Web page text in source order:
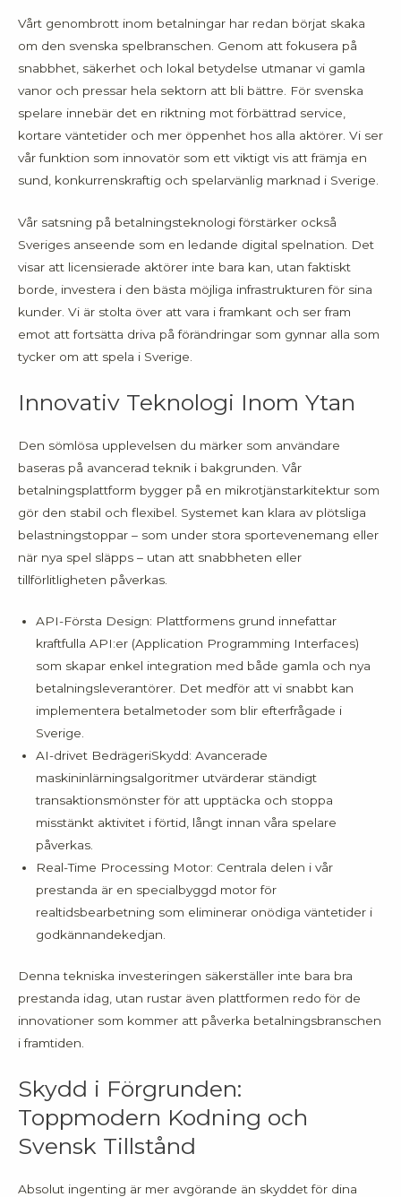
Vårt genombrott inom betalningar har redan börjat skaka
om den svenska spelbranschen. Genom att fokusera på
snabbhet, säkerhet och lokal betydelse utmanar vi gamla
vanor och pressar hela sektorn att bli bättre. För svenska
spelare innebär det en riktning mot förbättrad service,
kortare väntetider och mer öppenhet hos alla aktörer. Vi ser
vår funktion som innovatör som ett viktigt vis att främja en
sund, konkurrenskraftig och spelarvänlig marknad i Sverige.
Vår satsning på betalningsteknologi förstärker också
Sveriges anseende som en ledande digital spelnation. Det
visar att licensierade aktörer inte bara kan, utan faktiskt
borde, investera i den bästa möjliga infrastrukturen för sina
kunder. Vi är stolta över att vara i framkant och ser fram
emot att fortsätta driva på förändringar som gynnar alla som
tycker om att spela i Sverige.
Innovativ Teknologi Inom Ytan
Den sömlösa upplevelsen du märker som användare
baseras på avancerad teknik i bakgrunden. Vår
betalningsplattform bygger på en mikrotjänstarkitektur som
gör den stabil och flexibel. Systemet kan klara av plötsliga
belastningstoppar – som under stora sportevenemang eller
när nya spel släpps – utan att snabbheten eller
tillförlitligheten påverkas.
API-Första Design: Plattformens grund innefattar
kraftfulla API:er (Application Programming Interfaces)
som skapar enkel integration med både gamla och nya
betalningsleverantörer. Det medför att vi snabbt kan
implementera betalmetoder som blir efterfrågade i
Sverige.
AI-drivet BedrägeriSkydd: Avancerade
maskininlärningsalgoritmer utvärderar ständigt
transaktionsmönster för att upptäcka och stoppa
misstänkt aktivitet i förtid, långt innan våra spelare
påverkas.
Real-Time Processing Motor: Centrala delen i vår
prestanda är en specialbyggd motor för
realtidsbearbetning som eliminerar onödiga väntetider i
godkännandekedjan.
Denna tekniska investeringen säkerställer inte bara bra
prestanda idag, utan rustar även plattformen redo för de
innovationer som kommer att påverka betalningsbranschen
i framtiden.
Skydd i Förgrunden:
Toppmodern Kodning och
Svensk Tillstånd
Absolut ingenting är mer avgörande än skyddet för dina